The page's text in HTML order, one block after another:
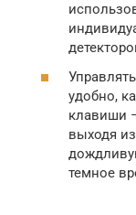
удобно,
клавиши
выходя
темное